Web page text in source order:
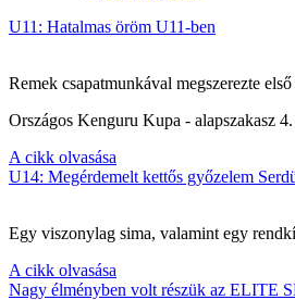
U11: Hatalmas öröm U11-ben
Remek csapatmunkával megszerezte
Országos Kenguru Kupa - alapszakasz
A cikk olvasása
U14: Megérdemelt kettős győzelem
Egy viszonylag sima, valamint egy
A cikk olvasása
Nagy élményben volt részük az ELITE